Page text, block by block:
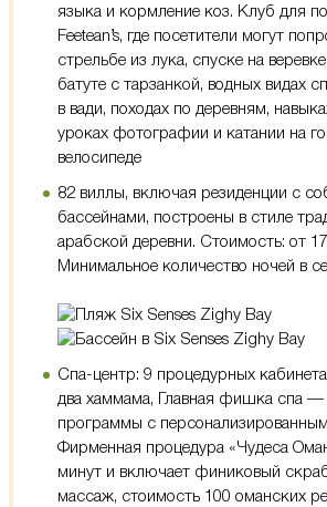
языка и кормление коз. Клуб для
Feetean’s, где посетители могут
стрельбе из лука, спуске на
батуте с тарзанкой, водных видах
в вади, походах по деревням,
уроках фотографии и катании на
велосипеде
82 виллы, включая резиденции с
бассейнами, построены в стиле
арабской деревни. Стоимость: от
Минимальное количество ночей в
Спа-центр: 9 процедурных
два хаммама, Главная фишка спа —
программы с
Фирменная процедура «Чудеса
минут и включает финиковый
массаж, стоимость 100 оманских